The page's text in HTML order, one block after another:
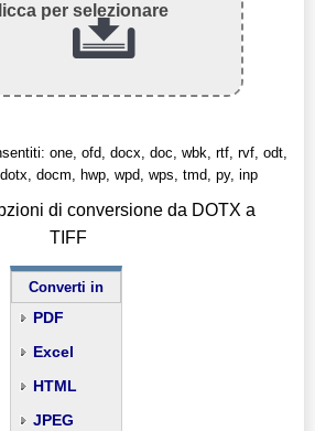
per selezionare
one, ofd, docx, doc, wbk, rtf, rvf, odt,
docm, hwp, wpd, wps, tmd, py, inp
di conversione da DOTX a
TIFF
Converti in
PDF
Excel
HTML
JPEG